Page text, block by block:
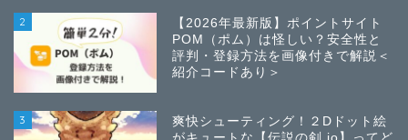
2
【2026年最新版】ポイントサイト
POM（ポム）は怪しい？安全性と
評判・登録方法を画像付きで解説＜
紹介コードあり＞
3
爽快シューティング！２Dドット絵